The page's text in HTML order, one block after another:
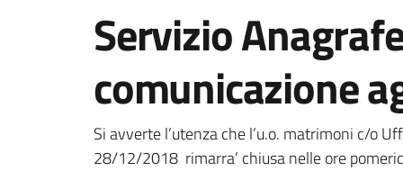
Servizio
comunicazione
Dettagli della
Si avverte l’utenza che l’u.o. matrimoni c/o
28/12/2018 rimarra’ chiusa nelle ore